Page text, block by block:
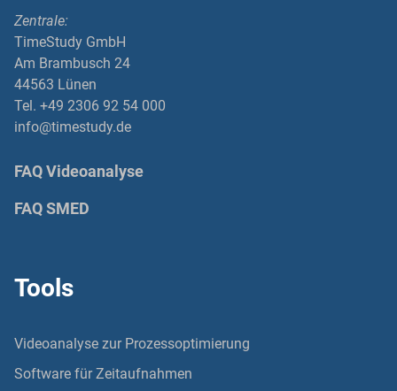
Zentrale:
TimeStudy GmbH
Am Brambusch 24
44563 Lünen
Tel. +49 2306 92 54 000
info@timestudy.de
FAQ Videoanalyse
FAQ SMED
Tools
Videoanalyse zur Prozessoptimierung
Software für Zeitaufnahmen